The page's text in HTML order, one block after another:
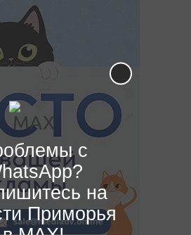
с
на
Приморья